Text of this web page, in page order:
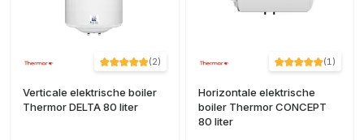
(2)
Verticale elektrische boiler
Thermor DELTA 80 liter
(1)
Horizontale elektrische
boiler Thermor CONCEPT
80 liter